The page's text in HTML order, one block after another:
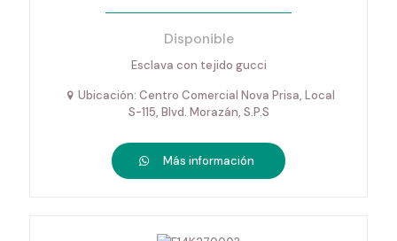
Disponible
Esclava con tejido gucci
Ubicación: Centro Comercial Nova Prisa, Local
S-115, Blvd. Morazán, S.P.S
Más información